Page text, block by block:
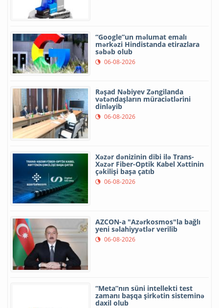
“Google”un məlumat emalı
mərkəzi Hindistanda etirazlara
səbəb olub
06-08-2026
Rəşad Nəbiyev Zəngilanda
vətəndaşların müraciətlərini
dinləyib
06-08-2026
Xəzər dənizinin dibi ilə Trans-
Xəzər Fiber-Optik Kabel Xəttinin
çəkilişi başa çatıb
06-08-2026
AZCON-a "Azərkosmos"la bağlı
yeni səlahiyyətlər verilib
06-08-2026
“Meta”nın süni intellekti test
zamanı başqa şirkətin sisteminə
daxil olub